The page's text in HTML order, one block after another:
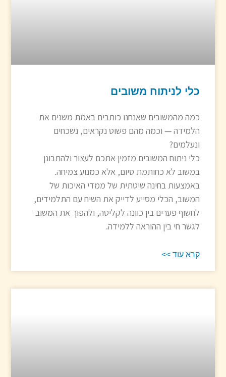
כלי לניתוח משובים
כמה מהמשובים שאנחנו כותבים באמת משנים את
הלמידה — וכמה מהם פשוט נקראים, נשכחים
ונעלמים?
כלי ניתוח המשובים מזמין אתכם לעצור ולהתבונן
במשוב לא כחותמת סיום, אלא כמנוע צמיחה.
באמצעות בחינה שיטתית של ממדי האיכות של
המשוב, הכלי מסייע לדייק את השיח עם התלמידים,
לחשוף פערים בין כוונה לקליטה, ולהפוך את המשוב
לגשר חי בין ההוראה ללמידה.
קרא עוד >>